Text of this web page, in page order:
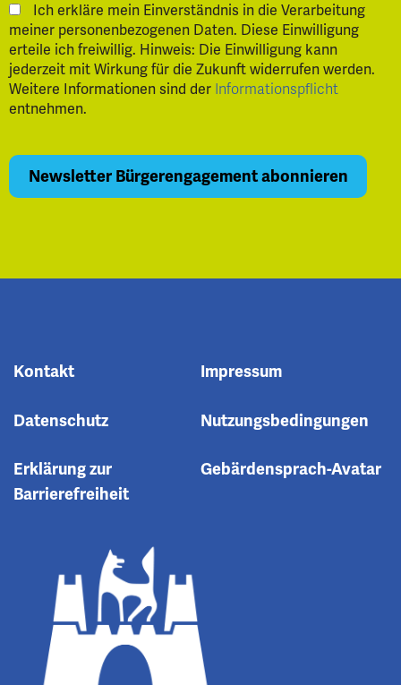
Ich erkläre mein Einverständnis in die Verarbeitung
meiner personenbezogenen Daten. Diese Einwilligung
erteile ich freiwillig. Hinweis: Die Einwilligung kann
jederzeit mit Wirkung für die Zukunft widerrufen werden.
Weitere Informationen sind der Informationspflicht
entnehmen.
Kontakt Impressum
Datenschutz Nutzungsbedingungen
Erklärung zur
Barrierefreiheit
Gebärdensprach-Avatar